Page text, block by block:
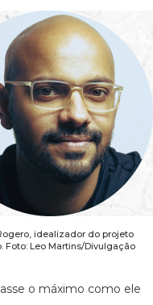
idealizador do projeto
Foto: Leo Martins/Divulgação
o máximo como ele